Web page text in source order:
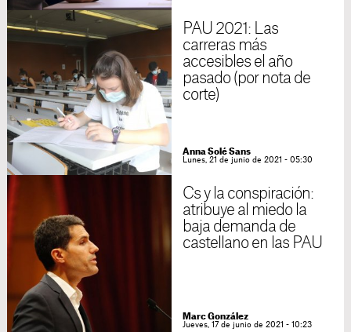
PAU 2021: Las
carreras más
accesibles el año
pasado (por nota de
corte)
Anna Solé Sans
Lunes, 21 de junio de 2021 - 05:30
Cs y la conspiración:
atribuye al miedo la
baja demanda de
castellano en las PAU
Marc González
Jueves, 17 de junio de 2021 - 10:23